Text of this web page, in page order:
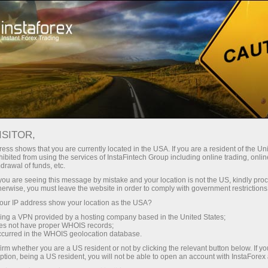
तुरंत खाता खोलना ट्रेडिंग प्लेटफॉर्म
के लिए निवेशकों के लिए भागीदारों के लिए अभियान
USD,
shows that you are currently located in the USA. If you are a resident of the
from using the services of InstaFintech Group including online trading,
of funds, etc.
are seeing this message by mistake and your location is not the US, kindly
you must leave the website in order to comply with government
IP address show your location as the USA?
a VPN provided by a hosting company based in the United States;
not have proper WHOIS records;
in the WHOIS geolocation database.
whether you are a US resident or not by clicking the relevant button below. If
being a US resident, you will not be able to open an account with InstaForex